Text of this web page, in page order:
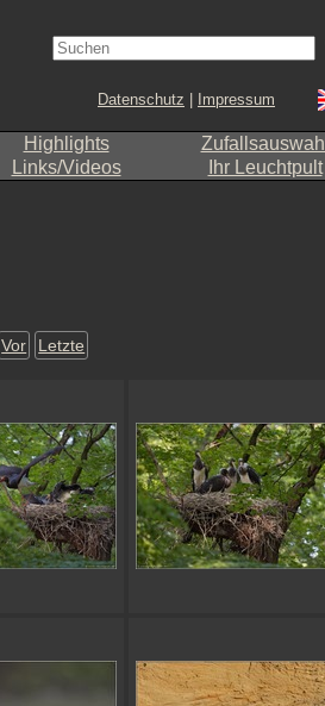
Datenschutz Impressum
Highlights
Zufallsauswahl
Links/Videos Ihr Leuchtpult
Vor Letzte